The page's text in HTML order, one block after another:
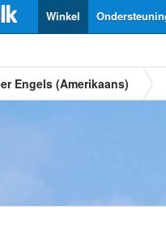
Winkel
Engels (Amerikaans)